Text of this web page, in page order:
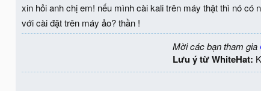
xin hỏi anh chị em! nếu mình cài kali trên máy thật thì nó
với cài đặt trên máy ảo? thần !
Mời các bạn tham gia
Lưu ý từ WhiteHat: